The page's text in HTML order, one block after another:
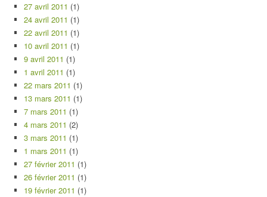
27 avril 2011 (1)
24 avril 2011 (1)
22 avril 2011 (1)
10 avril 2011 (1)
9 avril 2011 (1)
1 avril 2011 (1)
22 mars 2011 (1)
13 mars 2011 (1)
7 mars 2011 (1)
4 mars 2011 (2)
3 mars 2011 (1)
1 mars 2011 (1)
27 février 2011 (1)
26 février 2011 (1)
19 février 2011 (1)